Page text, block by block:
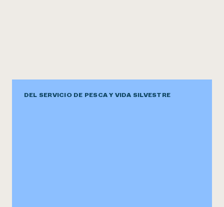
DEL SERVICIO DE PESCA Y VIDA SILVESTRE